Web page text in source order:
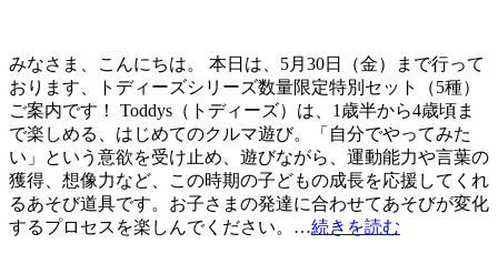
みなさま、こんにちは。 本日は、5月30日（金）まで行って
おります、トディーズシリーズ数量限定特別セット（5種）
ご案内です！ Toddys（トディーズ）は、1歳半から4歳頃ま
で楽しめる、はじめてのクルマ遊び。「自分でやってみた
い」という意欲を受け止め、遊びながら、運動能力や言葉の
獲得、想像力など、この時期の子どもの成長を応援してくれ
るあそび道具です。お子さまの発達に合わせてあそびが変化
するプロセスを楽しんでください。…続きを読む